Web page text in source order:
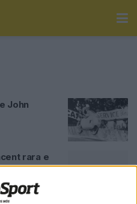
John
rara e
0